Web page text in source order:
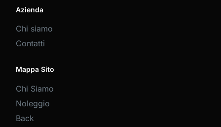
Azienda
Chi siamo
Contatti
Mappa Sito
Chi Siamo
Noleggio
Back